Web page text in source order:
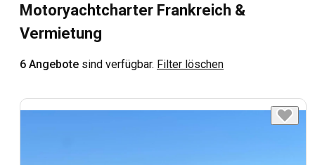
Motoryachtcharter Frankreich &
Vermietung
6 Angebote sind verfügbar. Filter löschen